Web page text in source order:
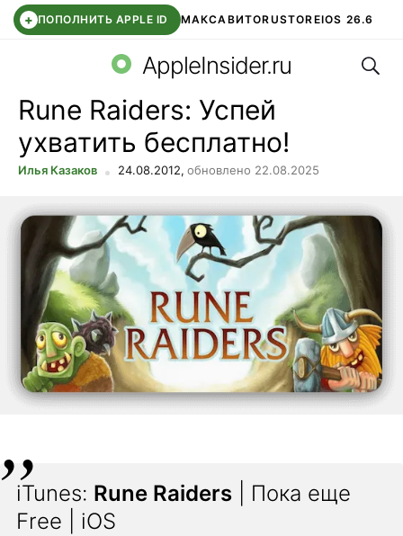
+ ПОПОЛНИТЬ APPLE ID МАКСАВИТОRUSTOREIOS 26.6
СБЕР КИДС ВТБ ОНЛАЙН ЧАТ В ROBLOX
AppleInsider.ru
Rune Raiders: Успей
ухватить бесплатно!
Илья Казаков 24.08.2012, обновлено 22.08.2025
iTunes: Rune Raiders | Пока еще
Free | iOS